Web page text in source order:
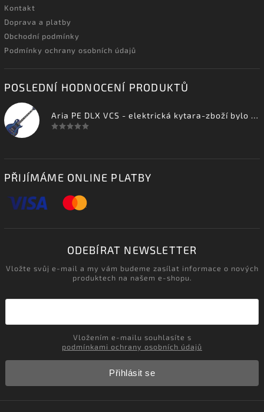
Kontakt
Doprava a platby
Obchodní podmínky
Podmínky ochrany osobních údajů
POSLEDNÍ HODNOCENÍ PRODUKTŮ
Aria PE DLX VCS - elektrická kytara-zboží bylo vystaveno na prodejně
PŘIJÍMÁME ONLINE PLATBY
ODEBÍRAT NEWSLETTER
Vložte svůj e-mail a my vám budeme zasílat informace o nových
produktech na našem e-shopu.
podmínkami ochrany osobních údajů
Přihlásit se